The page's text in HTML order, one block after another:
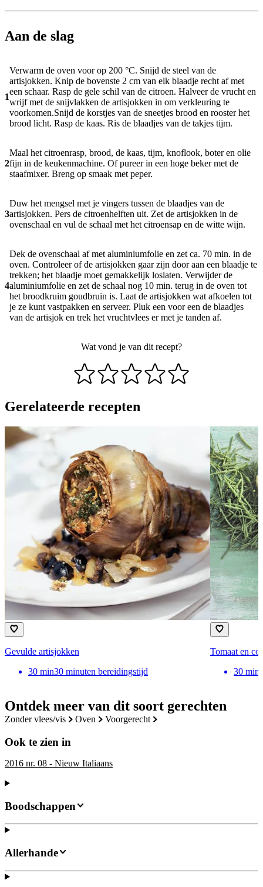
Ontdek meer van dit soort gerechten
zonder vlees/vis oven voorgerecht
Ook te zien in
2016 nr. 08 - Nieuw Italiaans
Aan de slag
1
Verwarm de oven voor op 200 °C. Snijd de steel van de
artisjokken. Knip de bovenste 2 cm van elk blaadje recht af met
een schaar. Rasp de gele schil van de citroen. Halveer de vrucht en
wrijf met de snijvlakken de artisjokken in om verkleuring te
voorkomen.Snijd de korstjes van de sneetjes brood en rooster het
brood licht. Rasp de kaas. Ris de blaadjes van de takjes tijm.
2
Maal het citroenrasp, brood, de kaas, tijm, knoflook, boter en olie
fijn in de keukenmachine. Of pureer in een hoge beker met de
staafmixer. Breng op smaak met peper.
3
Duw het mengsel met je vingers tussen de blaadjes van de
artisjokken. Pers de citroenhelften uit. Zet de artisjokken in de
ovenschaal en vul de schaal met het citroensap en de witte wijn.
4
Dek de ovenschaal af met aluminiumfolie en zet ca. 70 min. in de
oven. Controleer of de artisjokken gaar zijn door aan een blaadje te
trekken; het blaadje moet gemakkelijk loslaten. Verwijder de
aluminiumfolie en zet de schaal nog 10 min. terug in de oven tot
het broodkruim goudbruin is. Laat de artisjokken wat afkoelen tot
je ze kunt vastpakken en serveer. Pluk een voor een de blaadjes
van de artisjok en trek het vruchtvlees er met je tanden af.
Wat vond je van dit recept?
Gerelateerde recepten
Gevulde artisjokken
30 min30 minuten bereidingstijd
Tomaat en
30 min
Boodschappen
Allerhande